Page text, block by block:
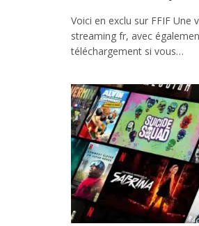
Voici en exclu sur FFIF Une
streaming fr, avec
téléchargement si vous…